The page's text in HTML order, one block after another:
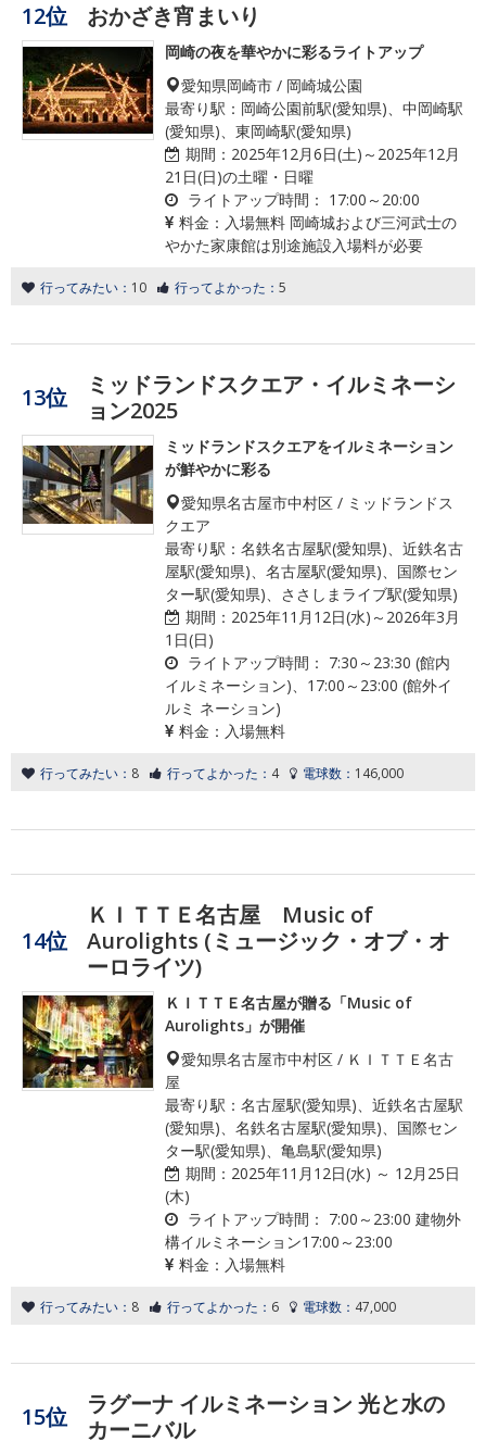
12位 おかざき宵まいり
岡崎の夜を華やかに彩るライトアップ
愛知県岡崎市 / 岡崎城公園
最寄り駅：岡崎公園前駅(愛知県)、中岡崎駅
(愛知県)、東岡崎駅(愛知県)
期間： 2025年12月6日(土)～2025年12月
21日(日)の土曜・日曜
ライトアップ時間： 17:00～20:00
料金： 入場無料 岡崎城および三河武士の
やかた家康館は別途施設入場料が必要
行ってみたい： 10 行ってよかった： 5
13位
ミッドランドスクエア・イルミネーシ
ョン2025
ミッドランドスクエアをイルミネーション
が鮮やかに彩る
愛知県名古屋市中村区 / ミッドランドス
クエア
最寄り駅：名鉄名古屋駅(愛知県)、近鉄名古
屋駅(愛知県)、名古屋駅(愛知県)、国際セン
ター駅(愛知県)、ささしまライブ駅(愛知県)
期間： 2025年11月12日(水)～2026年3月
1日(日)
ライトアップ時間： 7:30～23:30 (館内
イルミネーション)、17:00～23:00 (館外イ
ルミ ネーション)
料金： 入場無料
行ってみたい： 8 行ってよかった： 4 電球数： 146,000
14位
ＫＩＴＴＥ名古屋 Music of
Aurolights (ミュージック・オブ・オ
ーロライツ)
ＫＩＴＴＥ名古屋が贈る「Music of
Aurolights」が開催
愛知県名古屋市中村区 / ＫＩＴＴＥ名古
屋
最寄り駅：名古屋駅(愛知県)、近鉄名古屋駅
(愛知県)、名鉄名古屋駅(愛知県)、国際セン
ター駅(愛知県)、亀島駅(愛知県)
期間： 2025年11月12日(水) ～ 12月25日
(木)
ライトアップ時間： 7:00～23:00 建物外
構イルミネーション17:00～23:00
料金： 入場無料
行ってみたい： 8 行ってよかった： 6 電球数： 47,000
15位
ラグーナ イルミネーション 光と水の
カーニバル